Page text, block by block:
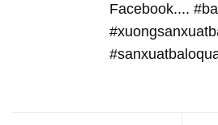
Facebook....